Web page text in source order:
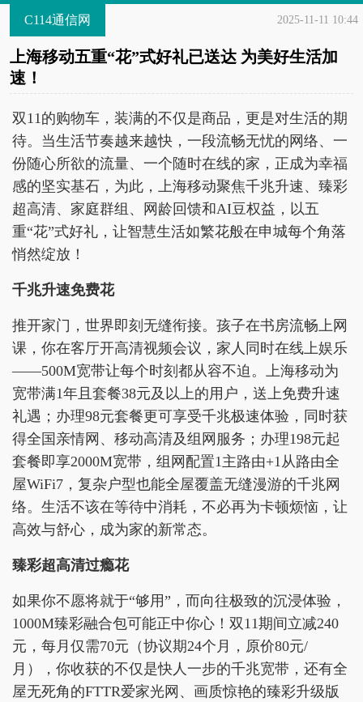
C114通信网 2025-11-11 10:44
上海移动五重“花”式好礼已送达 为美好生活加
速！
双11的购物车，装满的不仅是商品，更是对生活的期
待。当生活节奏越来越快，一段流畅无忧的网络、一
份随心所欲的流量、一个随时在线的家，正成为幸福
感的坚实基石，为此，上海移动聚焦千兆升速、臻彩
超高清、家庭群组、网龄回馈和AI豆权益，以五
重“花”式好礼，让智慧生活如繁花般在申城每个角落
悄然绽放！
千兆升速免费花
推开家门，世界即刻无缝衔接。孩子在书房流畅上网
课，你在客厅开高清视频会议，家人同时在线上娱乐
——500M宽带让每个时刻都从容不迫。上海移动为
宽带满1年且套餐38元及以上的用户，送上免费升速
礼遇；办理98元套餐更可享受千兆极速体验，同时获
得全国亲情网、移动高清及组网服务；办理198元起
套餐即享2000M宽带，组网配置1主路由+1从路由全
屋WiFi7，复杂户型也能全屋覆盖无缝漫游的千兆网
络。生活不该在等待中消耗，不必再为卡顿烦恼，让
高效与舒心，成为家的新常态。
臻彩超高清过瘾花
如果你不愿将就于“够用”，而向往极致的沉浸体验，
1000M臻彩融合包可能正中你心！双11期间立减240
元，每月仅需70元（协议期24个月，原价80元/
月），你收获的不仅是快人一步的千兆宽带，还有全
屋无死角的FTTR爱家光网、画质惊艳的臻彩升级版